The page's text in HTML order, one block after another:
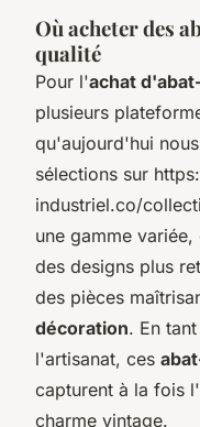
Où acheter des
qualité
Pour l'achat
plusieurs
qu'aujourd'hui
sélections sur
industriel.co/
une gamme
des designs plus
des pièces
décoration. En
l'artisanat, ces
capturent à la fois
charme vintage.